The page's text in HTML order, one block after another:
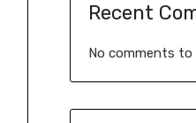
Recent
No comments to